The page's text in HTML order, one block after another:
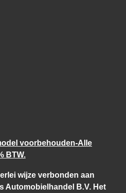
voorbehouden-Alle
BTW.
wijze verbonden aan
Automobielhandel B.V. Het